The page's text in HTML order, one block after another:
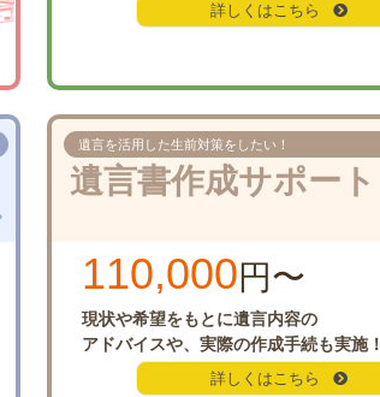
詳しくはこちら
遺言を活用した生前対策をしたい！
遺言書作成サポート
110,000円〜
現状や希望をもとに遺言内容の
アドバイスや、 実際の作成手続も実施！
詳しくはこちら